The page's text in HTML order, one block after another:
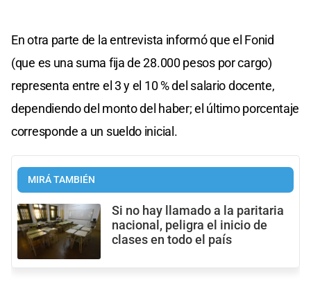
En otra parte de la entrevista informó que el Fonid
(que es una suma fija de 28.000 pesos por cargo)
representa entre el 3 y el 10 % del salario docente,
dependiendo del monto del haber; el último porcentaje
corresponde a un sueldo inicial.
MIRÁ TAMBIÉN
Si no hay llamado a la paritaria
nacional, peligra el inicio de
clases en todo el país